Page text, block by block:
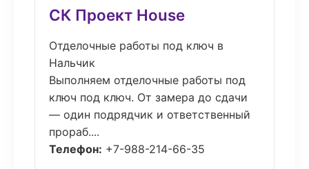
СК Проект House
Отделочные работы под ключ в
Нальчик
Выполняем отделочные работы под
ключ под ключ. От замера до сдачи
— один подрядчик и ответственный
прораб....
Телефон: +7-988-214-66-35